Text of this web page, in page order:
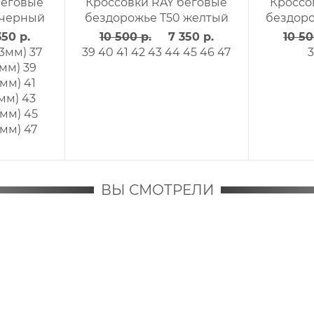
бездорожье TR-3 DWP
темно-синий/красный
6 090 р.
4 263 р.
бездорожье TR-3
желто-зеленый
8 590 р.
6 013
ВЫ СМОТРЕЛИ